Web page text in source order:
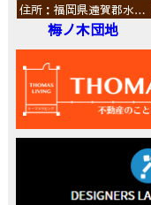
住所：福岡県遠賀郡水…
梅ノ木団地